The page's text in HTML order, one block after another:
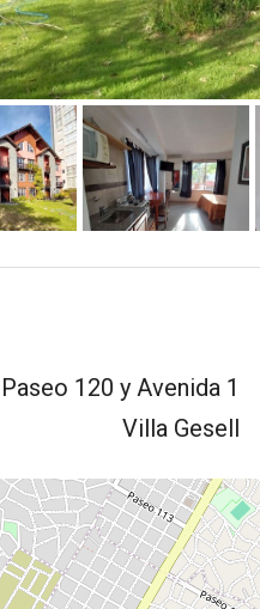
Paseo 120 y Avenida 1
Villa Gesell